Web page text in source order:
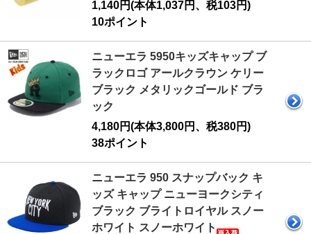
1,140円(本体1,037円、税103円)
10ポイント
ニューエラ 5950キッズキャップ ブ
ラックロゴ アールクラウン ケリー
ブラック メタリックゴールド ブラ
ック
4,180円(本体3,800円、税380円)
38ポイント
ニューエラ 950 スナップバック キ
ッズ キャップ ニューヨークシティ
ブラック ブライトロイヤル スノー
ホワイト スノーホワイト